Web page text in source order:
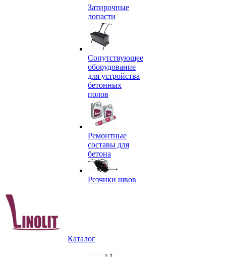
Затирочные
лопасти
Сопутствующее
оборудование
для устройства
бетонных
полов
Ремонтные
составы для
бетона
Резчики швов
Каталог